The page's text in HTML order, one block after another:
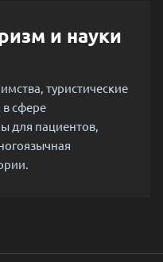
и науки
туристические
сфере
для пациентов,